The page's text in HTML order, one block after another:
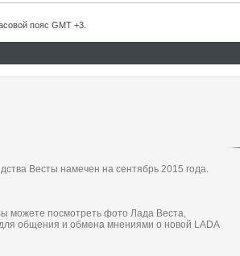
пояс GMT +3.
Весты намечен на сентябрь 2015 года.
можете посмотреть фото Лада Веста,
общения и обмена мнениями о новой LADA